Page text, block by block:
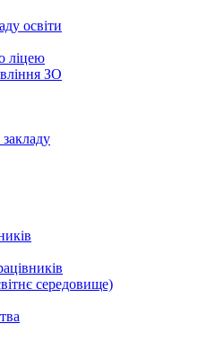
освіти
ліцею
ЗО
закладу
середовище)